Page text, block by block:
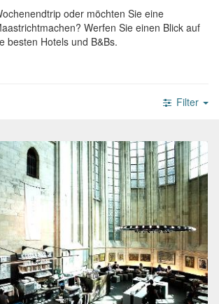
oder möchten Sie eine
Werfen Sie einen Blick auf
besten Hotels und B&Bs.
Filter